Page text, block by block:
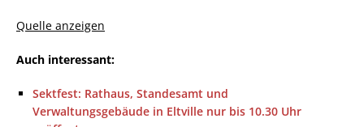
Quelle anzeigen
Auch interessant:
Sektfest: Rathaus, Standesamt und
Verwaltungsgebäude in Eltville nur bis 10.30 Uhr